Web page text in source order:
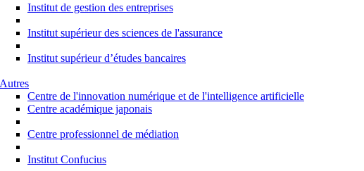
Institut de gestion des entreprises
Institut supérieur des sciences de l'assurance
Institut supérieur d’études bancaires
Autres
Centre de l'innovation numérique et de l'intelligence artificielle
Centre académique japonais
Centre professionnel de médiation
Institut Confucius